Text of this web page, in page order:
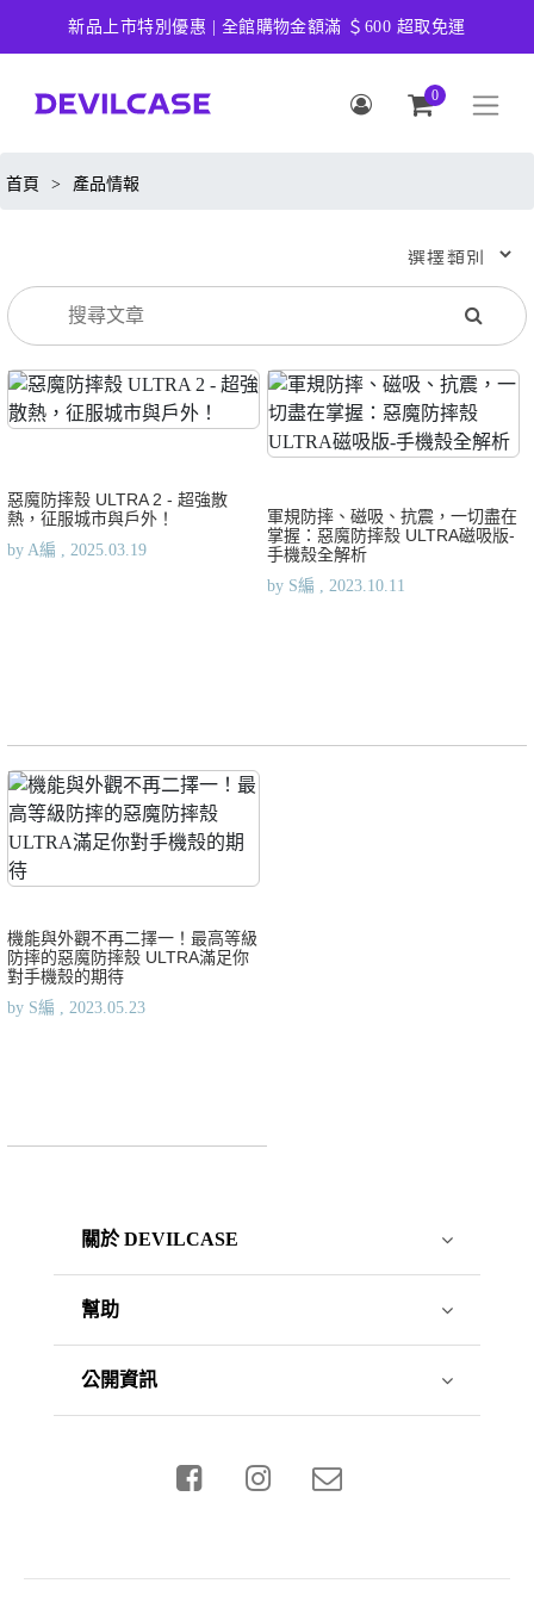
新品上市特別優惠 | 全館購物金額滿 ＄600 超取免運
0
首頁 > 產品情報
惡魔防摔殼 ULTRA 2 - 超強散
熱，征服城市與戶外！
by A編 , 2025.03.19
軍規防摔、磁吸、抗震，一切盡在
掌握：惡魔防摔殼 ULTRA磁吸版-
手機殼全解析
by S編 , 2023.10.11
機能與外觀不再二擇一！最高等級
防摔的惡魔防摔殼 ULTRA滿足你
對手機殼的期待
by S編 , 2023.05.23
關於 DEVILCASE
幫助
公開資訊